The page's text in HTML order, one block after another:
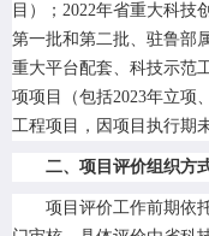
目）；2022年省重大科技
第一批和第二批、驻鲁部
重大平台配套、科技示范
项项目（包括2023年立项
工程项目，因项目执行期
二、项目评价组织方
项目评价工作前期依